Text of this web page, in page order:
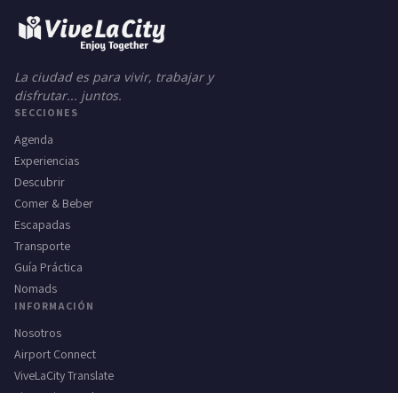
La ciudad es para vivir, trabajar y
disfrutar... juntos.
SECCIONES
Agenda
Experiencias
Descubrir
Comer & Beber
Escapadas
Transporte
Guía Práctica
Nomads
INFORMACIÓN
Nosotros
Airport Connect
ViveLaCity Translate